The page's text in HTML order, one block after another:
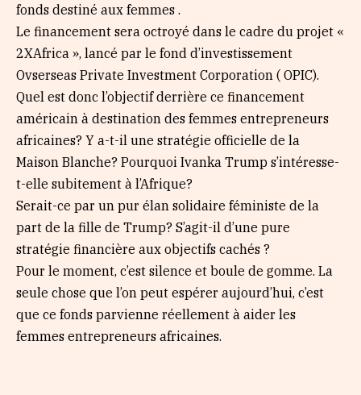
fonds destiné aux femmes .
Le financement sera octroyé dans le cadre du projet «
2XAfrica », lancé par le fond d’investissement
Ovserseas Private Investment Corporation ( OPIC).
Quel est donc l’objectif derrière ce financement
américain à destination des femmes entrepreneurs
africaines? Y a-t-il une stratégie officielle de la
Maison Blanche? Pourquoi Ivanka Trump s’intéresse-
t-elle subitement à l’Afrique?
Serait-ce par un pur élan solidaire féministe de la
part de la fille de Trump? S’agit-il d’une pure
stratégie financière aux objectifs cachés ?
Pour le moment, c’est silence et boule de gomme. La
seule chose que l’on peut espérer aujourd’hui, c’est
que ce fonds parvienne réellement à aider les
femmes entrepreneurs africaines.